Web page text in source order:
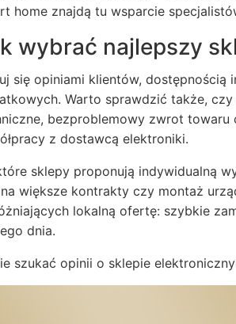
home znajdą tu wsparcie
wybrać najlepszy
się opiniami klientów, dostępnością
Warto sprawdzić także,
bezproblemowy zwrot
z dostawcą elektroniki.
sklepy proponują indywidualną
większe kontrakty czy montaż
lokalną ofertę: szybkie
dnia.
szukać opinii o sklepie